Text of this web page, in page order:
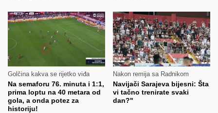
Golčina kakva se rijetko viđa
Na semaforu 76. minuta i 1:1,
prima loptu na 40 metara od
gola, a onda potez za
historiju!
Nakon remija sa Radnikom
Navijači Sarajeva bijesni: Šta
vi tačno trenirate svaki
dan?"